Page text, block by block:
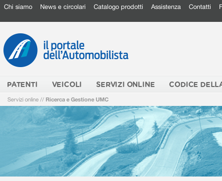
Chi siamo News e circolari Catalogo prodotti Assistenza Contatti
PATENTI VEICOLI SERVIZI ONLINE CODICE
Servizi online // Ricerca e Gestione UMC